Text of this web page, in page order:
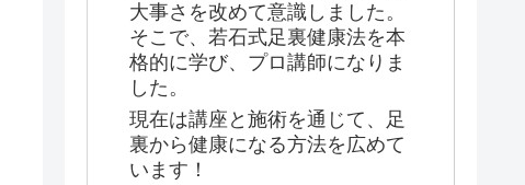
大事さを改めて意識しました。
そこで、若石式足裏健康法を本
格的に学び、プロ講師になりま
した。
現在は講座と施術を通じて、足
裏から健康になる方法を広めて
います！